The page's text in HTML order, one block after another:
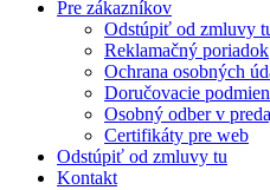
Pre zákazníkov
Odstúpiť od zmluvy
Reklamačný poriadok
Ochrana osobných
Doručovacie
Osobný odber v
Certifikáty pre web
Odstúpiť od zmluvy tu
Kontakt